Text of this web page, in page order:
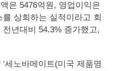
은 5476억원, 영업이익은
상회하는 실적이라고 회
년대비 54.3% 증가했고,
세노바메이트(미국 제품명